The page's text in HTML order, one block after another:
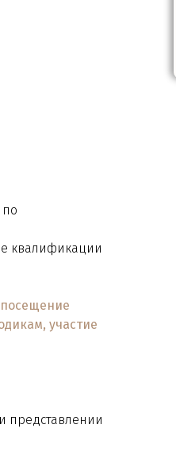
квалификации
участие
представлении